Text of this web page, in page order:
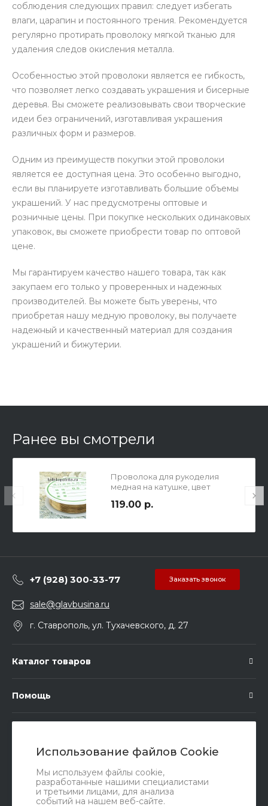
Использование файлов Cookie
Мы используем файлы cookie,
разработанные нашими специалистами
и третьими лицами, для анализа
событий на нашем веб-сайте.
соблюдения следующих правил: следует избегать
влаги, царапин и постоянного трения. Рекомендуется
регулярно протирать проволоку мягкой тканью для
удаления следов окисления металла.
Особенностью этой проволоки является ее гибкость,
что позволяет легко создавать украшения и бисерные
деревья. Вы сможете реализовывать свои творческие
идеи без ограничений, изготавливая украшения
различных форм и размеров.
Одним из преимуществ покупки этой проволоки
является ее доступная цена. Это особенно выгодно,
если вы планируете изготавливать большие объемы
украшений. У нас предусмотрены оптовые и
розничные цены. При покупке нескольких одинаковых
упаковок, вы сможете приобрести товар по оптовой
цене.
Мы гарантируем качество нашего товара, так как
закупаем его только у проверенных и надежных
производителей. Вы можете быть уверены, что
приобретая нашу медную проволоку, вы получаете
надежный и качественный материал для создания
украшений и бижутерии.
Ранее вы смотрели
Проволока для рукоделия
медная на катушке, цвет
9м.
119.00 р.
+7 (928) 300-33-77 Заказать звонок
sale@glavbusina.ru
г. Ставрополь, ул. Тухачевского, д. 27
Каталог товаров
Помощь